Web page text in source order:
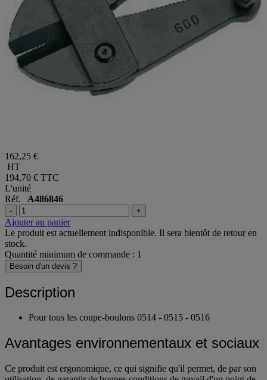
162,25 €
HT
194,70 € TTC
L'unité
Réf. A486846
- +
Ajouter au panier
Le produit est actuellement indisponible. Il sera bientôt de retour en
stock.
Quantité minimum de commande : 1
Besoin d'un devis ?
Description
Pour tous les coupe-boulons 0514 - 0515 - 0516
Avantages environnementaux et sociaux
Ce produit est ergonomique, ce qui signifie qu'il permet, de par son